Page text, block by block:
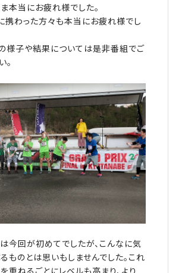
本当にお疲れ様でした。
携わった方々も本当にお疲れ様でし
の様子や結果については是非番組でご
。
今回が初めてでしたが、こんなに気
ものとは思いもしませんでした。これ